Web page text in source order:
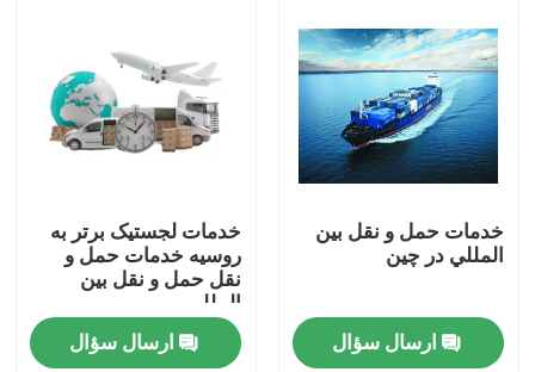
خونه
خدمات حمل و نقل بين
المللي در چين
ارسال سؤال
خدمات لجستیک برتر به
روسیه خدمات حمل و
نقل حمل و نقل بین
المللی
ارسال سؤال